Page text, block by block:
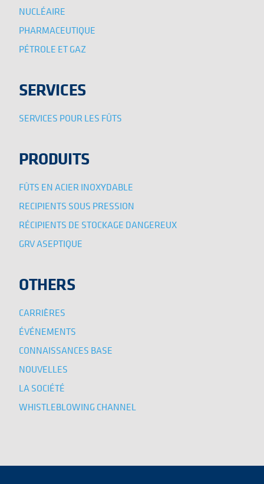
NUCLÉAIRE
PHARMACEUTIQUE
PÉTROLE ET GAZ
SERVICES
SERVICES POUR LES FÛTS
PRODUITS
FÛTS EN ACIER INOXYDABLE
RECIPIENTS SOUS PRESSION
RÉCIPIENTS DE STOCKAGE DANGEREUX
GRV ASEPTIQUE
OTHERS
CARRIÈRES
ÉVÉNEMENTS
CONNAISSANCES BASE
NOUVELLES
LA SOCIÉTÉ
WHISTLEBLOWING CHANNEL